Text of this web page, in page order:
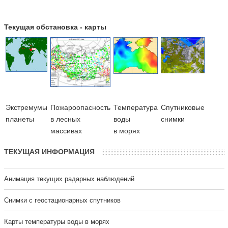
Текущая обстановка - карты
Экстремумы
планеты
Пожароопасность
в лесных
массивах
Температура
воды
в морях
Cпутниковые
снимки
ТЕКУЩАЯ ИНФОРМАЦИЯ
Анимация текущих радарных наблюдений
Cнимки с геостационарных спутников
Карты температуры воды в морях